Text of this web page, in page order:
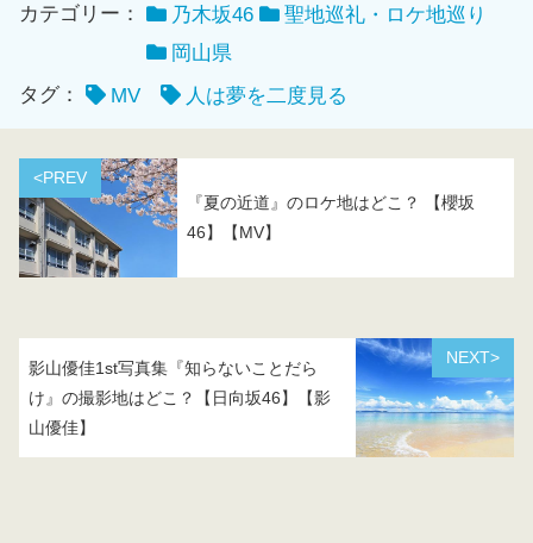
カテゴリー： 乃木坂46
聖地巡礼・ロケ地巡り
岡山県
タグ：
MV 人は夢を二度見る
<PREV
『夏の近道』のロケ地はどこ？ 【櫻坂
46】【MV】
NEXT>
影山優佳1st写真集『知らないことだら
け』の撮影地はどこ？【日向坂46】【影
山優佳】